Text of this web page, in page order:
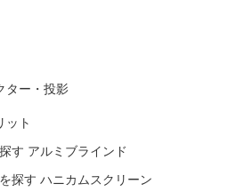
ター・投影
ット
アルミブラインド
ハニカムスクリーン